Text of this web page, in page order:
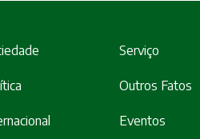
Serviço
Outros Fatos
Eventos